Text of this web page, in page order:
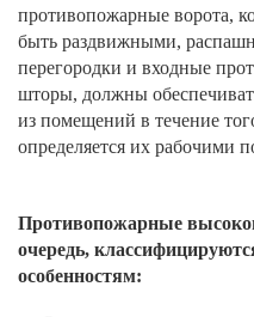
противопожарные ворота,
быть раздвижными,
перегородки и входные
шторы, должны
из помещений в течение
определяется их рабочими
Противопожарные
очередь,
особенностям: